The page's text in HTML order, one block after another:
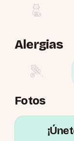
Alergias
Fotos